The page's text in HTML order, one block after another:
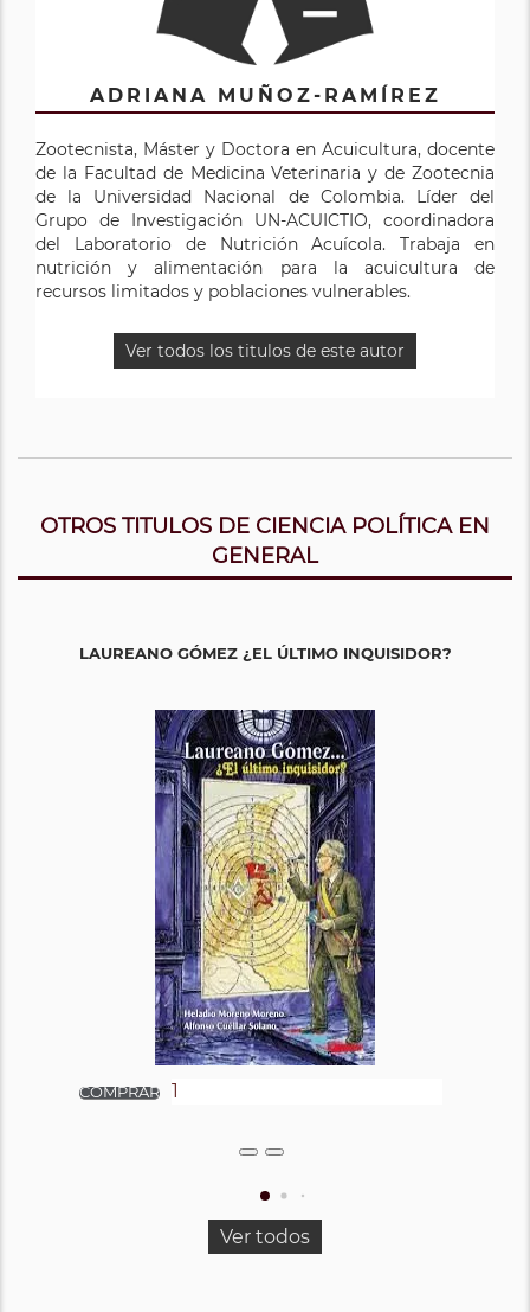
ADRIANA MUÑOZ-RAMÍREZ
Zootecnista, Máster y Doctora en Acuicultura, docente
de la Facultad de Medicina Veterinaria y de Zootecnia
de la Universidad Nacional de Colombia. Líder del
Grupo de Investigación UN-ACUICTIO, coordinadora
del Laboratorio de Nutrición Acuícola. Trabaja en
nutrición y alimentación para la acuicultura de
recursos limitados y poblaciones vulnerables.
Ver todos los titulos de este autor
OTROS TITULOS DE CIENCIA POLÍTICA EN
GENERAL
LAUREANO GÓMEZ ¿EL ÚLTIMO INQUISIDOR?
Ver todos